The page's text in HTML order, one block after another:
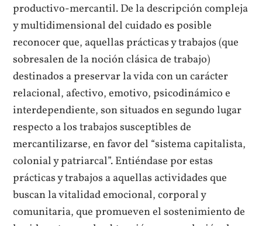
productivo-mercantil. De la descripción compleja
y multidimensional del cuidado es posible
reconocer que, aquellas prácticas y trabajos (que
sobresalen de la noción clásica de trabajo)
destinados a preservar la vida con un carácter
relacional, afectivo, emotivo, psicodinámico e
interdependiente, son situados en segundo lugar
respecto a los trabajos susceptibles de
mercantilizarse, en favor del “sistema capitalista,
colonial y patriarcal”. Entiéndase por estas
prácticas y trabajos a aquellas actividades que
buscan la vitalidad emocional, corporal y
comunitaria, que promueven el sostenimiento de